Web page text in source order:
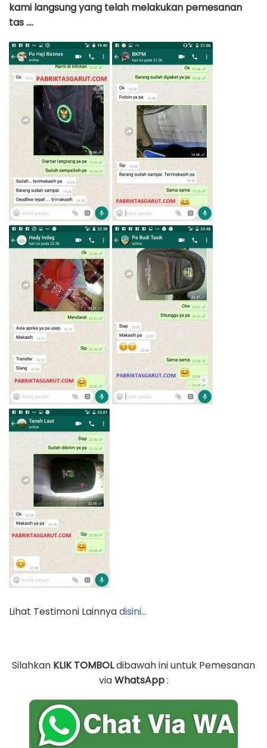
kami langsung yang telah melakukan pemesanan
tas ….
Lihat Testimoni Lainnyadisini…
Silahkan KLIK TOMBOLdibawah ini untuk Pemesanan
viaWhatsApp: